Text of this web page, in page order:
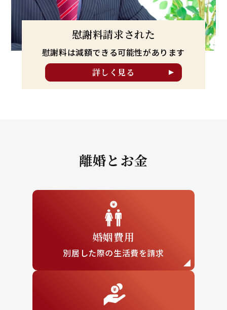
慰謝料請求された
慰謝料は減額できる可能性があります
詳しく見る
離婚とお金
婚姻費用
別居した際の生活費を請求